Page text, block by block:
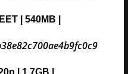
| 540MB |
| 1.7GB |